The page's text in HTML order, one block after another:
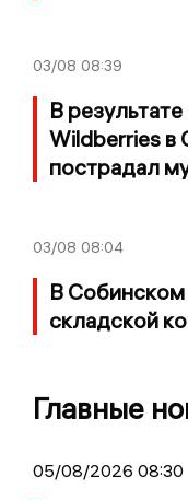
03/08 08:39
В
Wildberries в
пострадал
03/08 08:04
В
складской
Главные
05/08/2026 08:30